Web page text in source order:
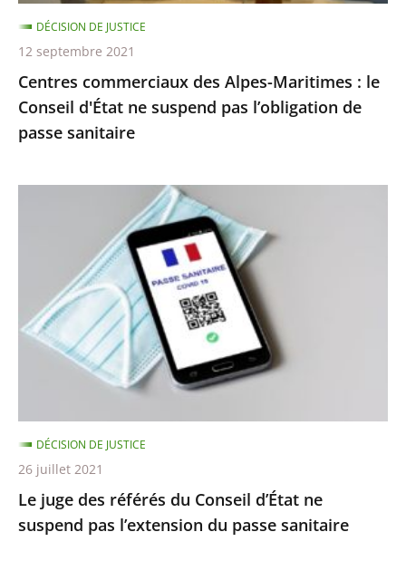
ne
suspend
pas
l’obligation
de
passe
Centres commerciaux des Alpes-Maritimes : le
Conseil d'État ne suspend pas l’obligation de
passe sanitaire
DÉCISION DE JUSTICE
12 septembre 2021
Conseil
d’État
pas
l’extension
du
passe
sanitaire
Le juge des référés du Conseil d’État ne
suspend pas l’extension du passe sanitaire
DÉCISION DE JUSTICE
26 juillet 2021